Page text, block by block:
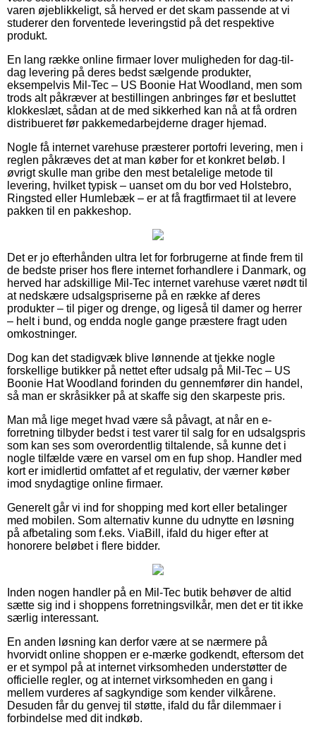
varen øjeblikkeligt, så herved er det skam passende at vi
studerer den forventede leveringstid på det respektive
produkt.
En lang række online firmaer lover muligheden for dag-til-
dag levering på deres bedst sælgende produkter,
eksempelvis Mil-Tec – US Boonie Hat Woodland, men som
trods alt påkræver at bestillingen anbringes før et besluttet
klokkeslæt, sådan at de med sikkerhed kan nå at få ordren
distribueret før pakkemedarbejderne drager hjemad.
Nogle få internet varehuse præsterer portofri levering, men i
reglen påkræves det at man køber for et konkret beløb. I
øvrigt skulle man gribe den mest betalelige metode til
levering, hvilket typisk – uanset om du bor ved Holstebro,
Ringsted eller Humlebæk – er at få fragtfirmaet til at levere
pakken til en pakkeshop.
Det er jo efterhånden ultra let for forbrugerne at finde frem til
de bedste priser hos flere internet forhandlere i Danmark, og
herved har adskillige Mil-Tec internet varehuse været nødt til
at nedskære udsalgspriserne på en række af deres
produkter – til piger og drenge, og ligeså til damer og herrer
– helt i bund, og endda nogle gange præstere fragt uden
omkostninger.
Dog kan det stadigvæk blive lønnende at tjekke nogle
forskellige butikker på nettet efter udsalg på Mil-Tec – US
Boonie Hat Woodland forinden du gennemfører din handel,
så man er skråsikker på at skaffe sig den skarpeste pris.
Man må lige meget hvad være så påvagt, at når en e-
forretning tilbyder bedst i test varer til salg for en udsalgspris
som kan ses som overordentlig tiltalende, så kunne det i
nogle tilfælde være en varsel om en fup shop. Handler med
kort er imidlertid omfattet af et regulativ, der værner køber
imod snydagtige online firmaer.
Generelt går vi ind for shopping med kort eller betalinger
med mobilen. Som alternativ kunne du udnytte en løsning
på afbetaling som f.eks. ViaBill, ifald du higer efter at
honorere beløbet i flere bidder.
Inden nogen handler på en Mil-Tec butik behøver de altid
sætte sig ind i shoppens forretningsvilkår, men det er tit ikke
særlig interessant.
En anden løsning kan derfor være at se nærmere på
hvorvidt online shoppen er e-mærke godkendt, eftersom det
er et sympol på at internet virksomheden understøtter de
officielle regler, og at internet virksomheden en gang i
mellem vurderes af sagkyndige som kender vilkårene.
Desuden får du genvej til støtte, ifald du får dilemmaer i
forbindelse med dit indkøb.